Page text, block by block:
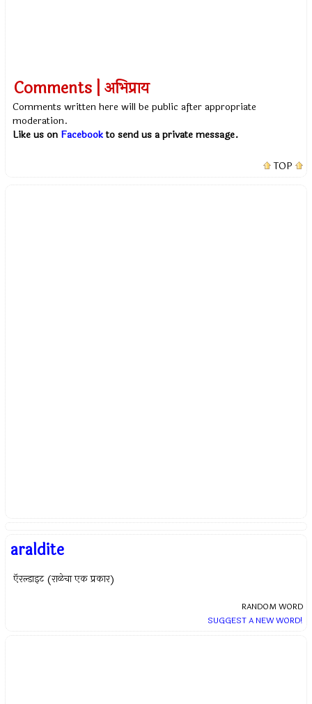
Comments | अभिप्राय
Comments written here will be public after appropriate
moderation.
Like us on Facebookto send us a private message.
TOP
araldite
ऍरल्डाइट (राळेचा एक प्रकार)
RANDOM WORD
SUGGEST A NEW WORD!